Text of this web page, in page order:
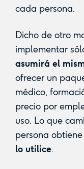
cada persona.
Dicho de otro
implementar
asumirá el
ofrecer un
médico,
precio por
uso. Lo que
persona
lo utilice.